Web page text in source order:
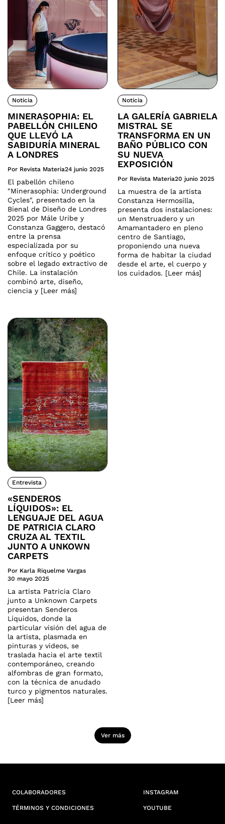
Noticia
MINERASOPHIA: EL
PABELLÓN CHILENO
QUE LLEVÓ LA
SABIDURÍA MINERAL
A LONDRES
Por Revista Materia24 junio 2025
El pabellón chileno
"Minerasophia: Underground
Cycles", presentado en la
Bienal de Diseño de Londres
2025 por Mále Uribe y
Constanza Gaggero, destacó
entre la prensa
especializada por su
enfoque crítico y poético
sobre el legado extractivo de
Chile. La instalación
combinó arte, diseño,
ciencia y [Leer más]
Noticia
LA GALERÍA GABRIELA
MISTRAL SE
TRANSFORMA EN UN
BAÑO PÚBLICO CON
SU NUEVA
EXPOSICIÓN
Por Revista Materia20 junio 2025
La muestra de la artista
Constanza Hermosilla,
presenta dos instalaciones:
un Menstruadero y un
Amamantadero en pleno
centro de Santiago,
proponiendo una nueva
forma de habitar la ciudad
desde el arte, el cuerpo y
los cuidados. [Leer más]
Entrevista
«SENDEROS
LÍQUIDOS»: EL
LENGUAJE DEL AGUA
DE PATRICIA CLARO
CRUZA AL TEXTIL
JUNTO A UNKOWN
CARPETS
Por Karla Riquelme Vargas
30 mayo 2025
La artista Patricia Claro
junto a Unknown Carpets
presentan Senderos
Líquidos, donde la
particular visión del agua de
la artista, plasmada en
pinturas y videos, se
traslada hacia el arte textil
contemporáneo, creando
alfombras de gran formato,
con la técnica de anudado
turco y pigmentos naturales.
[Leer más]
Ver más
COLABORADORES
TÉRMINOS Y CONDICIONES
INSTAGRAM
YOUTUBE